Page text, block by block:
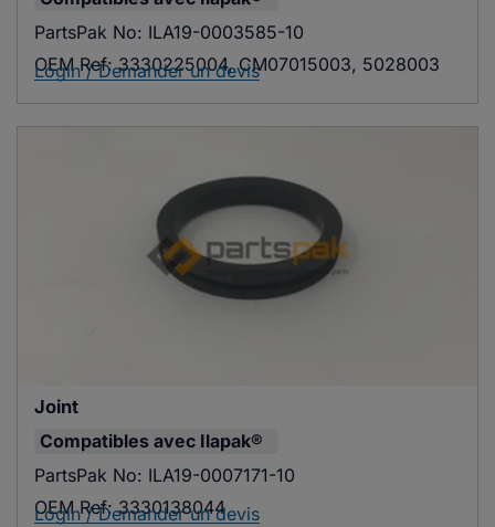
PartsPak No: ILA19-0003585-10
OEM Ref: 3330225004, CM07015003, 5028003
Login / Demander un devis
Joint
Compatibles avec Ilapak®
PartsPak No: ILA19-0007171-10
OEM Ref: 3330138044
Login / Demander un devis